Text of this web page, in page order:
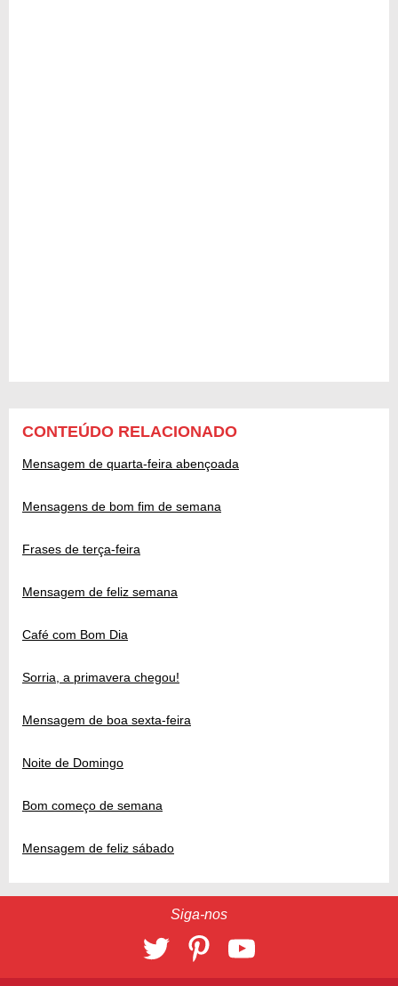
CONTEÚDO RELACIONADO
Mensagem de quarta-feira abençoada
Mensagens de bom fim de semana
Frases de terça-feira
Mensagem de feliz semana
Café com Bom Dia
Sorria, a primavera chegou!
Mensagem de boa sexta-feira
Noite de Domingo
Bom começo de semana
Mensagem de feliz sábado
Siga-nos